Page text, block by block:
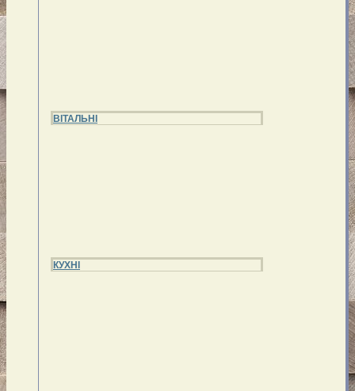
ВІТАЛЬНІ
КУХНІ